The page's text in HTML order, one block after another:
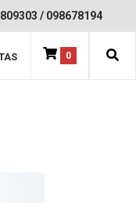
/ 098678194
0